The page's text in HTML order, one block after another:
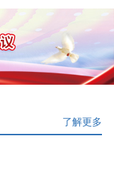
了解更多